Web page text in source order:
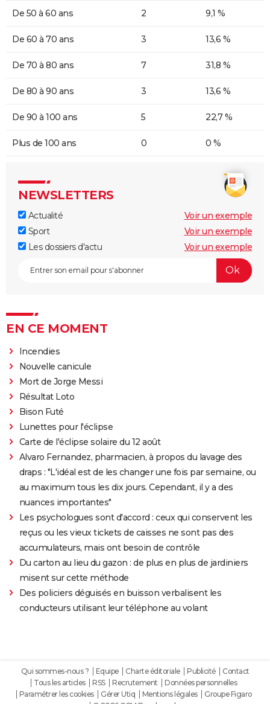
De 50 à 60 ans 2 9,1 %
De 60 à 70 ans 3 13,6 %
De 70 à 80 ans 7 31,8 %
De 80 à 90 ans 3 13,6 %
De 90 à 100 ans 5 22,7 %
Plus de 100 ans 0 0 %
NEWSLETTERS
Actualité
Voir un exemple
Sport
Voir un exemple
Les dossiers d'actu
Voir un exemple
EN CE MOMENT
Incendies
Nouvelle canicule
Mort de Jorge Messi
Résultat Loto
Bison Futé
Lunettes pour l'éclipse
Carte de l'éclipse solaire du 12 août
Alvaro Fernandez, pharmacien, à propos du lavage des
draps : "L'idéal est de les changer une fois par semaine, ou
au maximum tous les dix jours. Cependant, il y a des
nuances importantes"
Les psychologues sont d'accord : ceux qui conservent les
reçus ou les vieux tickets de caisses ne sont pas des
accumulateurs, mais ont besoin de contrôle
Du carton au lieu du gazon : de plus en plus de jardiniers
misent sur cette méthode
Des policiers déguisés en buisson verbalisent les
conducteurs utilisant leur téléphone au volant
Qui sommes-nous ? Equipe Charte éditoriale Publicité
Contact
Tous les articles
RSS Recrutement
Données personnelles
Paramétrer les cookies
Gérer Utiq Mentions légales
Groupe Figaro